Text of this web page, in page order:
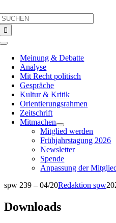
to
content
Toggle
NavigationMeinung & Debatte
Analyse
Mit Recht politisch
Gespräche
Kultur & Kritik
Orientierungsrahmen
Zeitschrift
Mitmachen
Mitglied werden
Frühjahrstagung 2026
Newsletter
Spende
Anpassung der
spw 239 – 04/20Redaktion spw
Downloads